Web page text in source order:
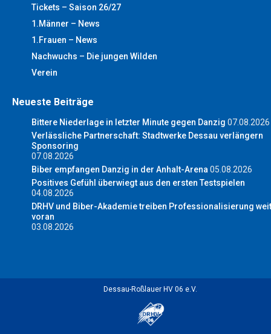
Tickets – Saison 26/27
1.Männer – News
1.Frauen – News
Nachwuchs – Die jungen Wilden
Verein
Neueste Beiträge
Bittere Niederlage in letzter Minute gegen Danzig 07.08.2026
Verlässliche Partnerschaft: Stadtwerke Dessau verlängern
Sponsoring
07.08.2026
Biber empfangen Danzig in der Anhalt-Arena05.08.2026
Positives Gefühl überwiegt aus den ersten Testspielen
04.08.2026
DRHV und Biber-Akademie treiben Professionalisierung
voran
03.08.2026
Dessau-Roßlauer HV 06 e.V.